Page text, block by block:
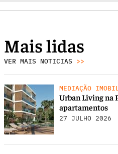
Mais lidas
VER MAIS NOTICIAS >>
MEDIAÇÃO
Urban Living na
apartamentos
27 JULHO 2026